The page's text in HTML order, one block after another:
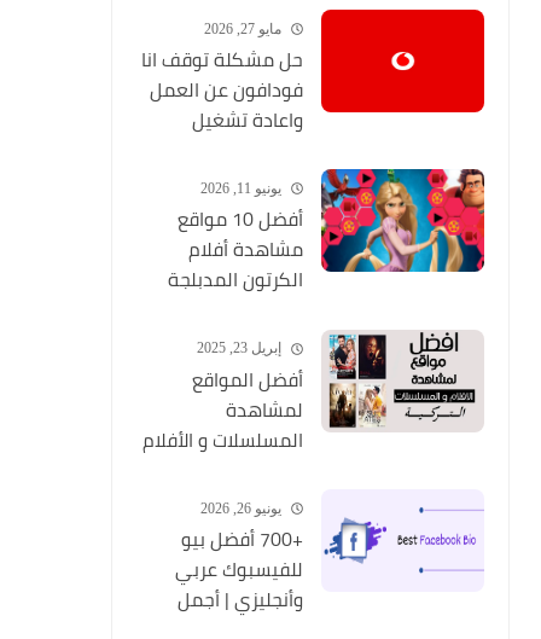
المسلسلات التركية
HD)
مايو 27, 2026
حل مشكلة توقف انا
فودافون عن العمل
واعادة تشغيل
يونيو 11, 2026
أفضل 10 مواقع
مشاهدة أفلام
الكرتون المدبلجة
إبريل 23, 2025
أفضل المواقع
لمشاهدة
المسلسلات و الأفلام
وبجودة عالية
يونيو 26, 2026
+700 أفضل بيو
للفيسبوك عربي
وأنجليزي | أجمل